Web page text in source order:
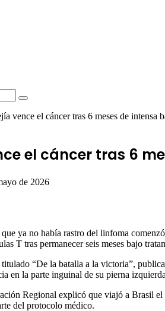
Buscar
vence el cáncer tras 6 meses de intensa
el cáncer tras 6
de 2026
ya no había rastro del linfoma
T tras permanecer seis meses bajo
“De la batalla a la victoria”,
en la parte inguinal de su pierna
Regional explicó que viajó a Brasil
del protocolo médico.